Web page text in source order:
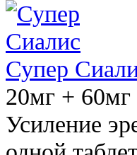
Супер
20мг + 60мг
Усиление